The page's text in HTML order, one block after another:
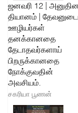
ஜனவரி 12 |
தியானம் |
ஊழியர்கள்
தனக்கானதை
தேடாதவர்களாய்
பிறருக்கானதை
நோக்குவதின்
அவசியம்.
சகரியா பூணன்